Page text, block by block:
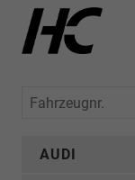
Fahrzeugnr.
AUDI